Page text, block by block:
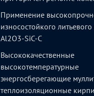
Применение
износостойкого
Al2O3-SiC-C
Высококачественные
высокотемпературные
энергосберегающие
теплоизоляционные